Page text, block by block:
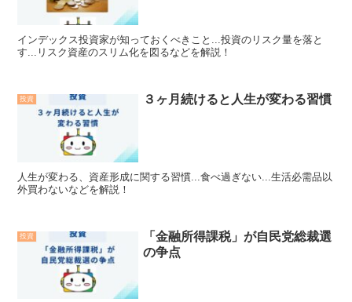
インデックス投資家が知っておくべきこと...投資のリスク量を落と
す...リスク資産のスリム化を図るなどを解説！
投資 ３ヶ月続けると人生が変わる習慣
人生が変わる、資産形成に関する習慣...食べ過ぎない...生活必需品以
外買わないなどを解説！
投資
「金融所得課税」が自民党総裁選
の争点